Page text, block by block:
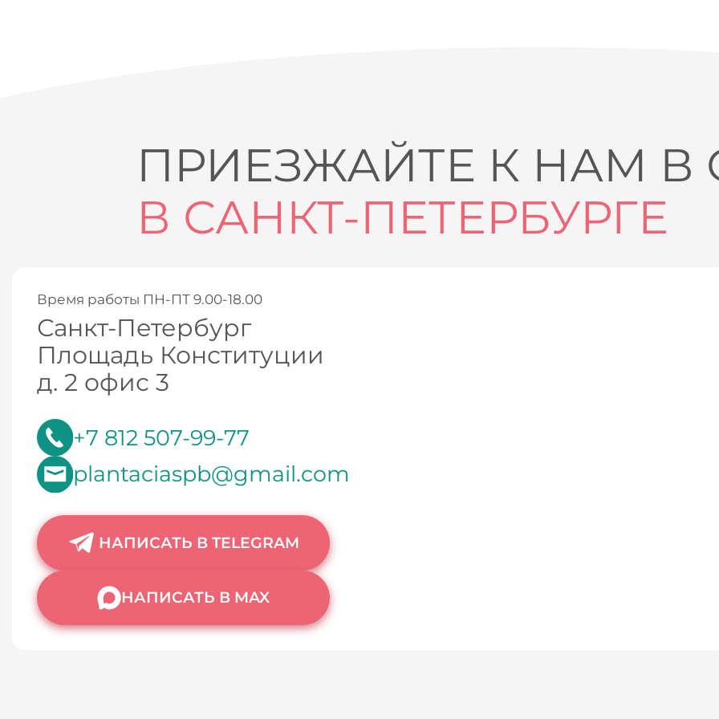
ПРИЕЗЖАЙТЕ К НАМ В
В САНКТ-ПЕТЕРБУРГЕ
Время работы ПН-ПТ 9.00-18.00
Санкт-Петербург
Площадь Конституции
д. 2 офис 3
+7 812 507-99-77
plantaciaspb@gmail.com
НАПИСАТЬ В TELEGRAM
НАПИСАТЬ В MAX